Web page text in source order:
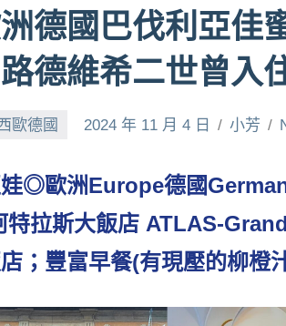
德國巴伐利亞佳
德維希二世曾入
歐德國 2024 年 11 月 4 日 小芳
◎歐洲Europe德國
特拉斯大飯店 ATLAS-
；豐富早餐(有現壓的柳橙